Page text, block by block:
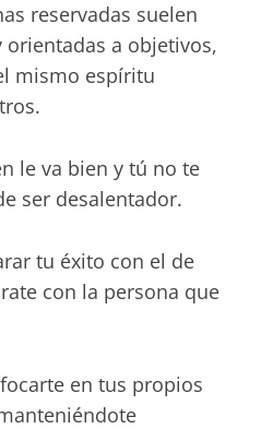
reservadas suelen
a objetivos,
mismo espíritu
le va bien y tú no te
ser desalentador.
tu éxito con el de
con la persona que
en tus propios